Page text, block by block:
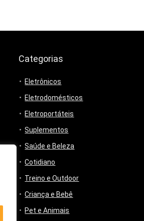
Categorias
Eletrônicos
Eletrodomésticos
Eletroportáteis
Suplementos
Saúde e Beleza
Cotidiano
Treino e Outdoor
Criança e Bebê
Pet e Animais